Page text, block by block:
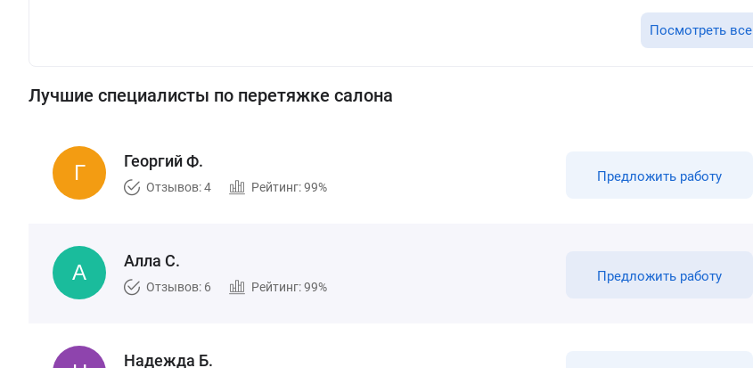
Посмотреть все
Лучшие специалисты по перетяжке салона
Георгий Ф.
Отзывов: 4 Рейтинг: 99%
Предложить работу
Алла С.
Отзывов: 6 Рейтинг: 99%
Предложить работу
Надежда Б.